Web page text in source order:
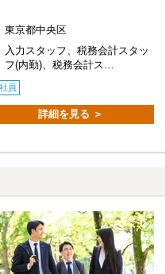
東京都中央区
入力スタッフ、税務会計スタッ
フ(内勤)、税務会計ス…
員
詳細を見る ＞